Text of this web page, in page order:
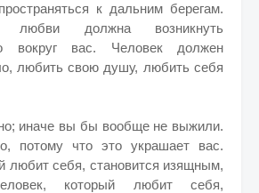
к дальним берегам.
любви должна возникнуть
вокруг вас. Человек должен
любить свою душу, любить себя
иначе вы бы вообще не выжили.
потому что это украшает вас.
любит себя, становится изящным,
который любит себя,